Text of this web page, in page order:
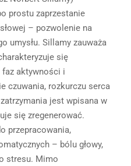
prostu zaprzestanie
– pozwolenie na
umysłu. Sillamy zauważa
się
faz aktywności i
czuwania, rozkurczu serca
jest wpisana w
się zregenerować.
przepracowania,
– bólu głowy,
stresu. Mimo